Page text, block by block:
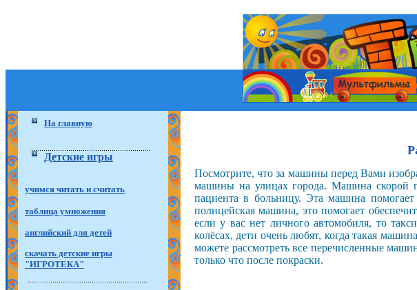
На главную
Детские игры
учимся читать и считать
таблица умножения
английский для детей
скачать детские игры
"ИГРОТЕКА"
Посмотрите, что за машины перед Вами
машины на улицах города. Машина скорой
пациента в больницу. Эта машина
полицейская машина, это помогает
если у вас нет личного автомобиля, то
колёсах, дети очень любят, когда такая
можете рассмотреть все перечисленные
только что после покраски.